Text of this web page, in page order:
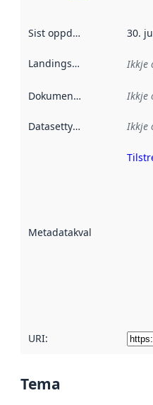
Sist oppdatert 30.
Landingsside Ikkje
Dokumentasjon Ikkje
Datasettype Ikkje
Metadatakvalitet
URI:
Tema